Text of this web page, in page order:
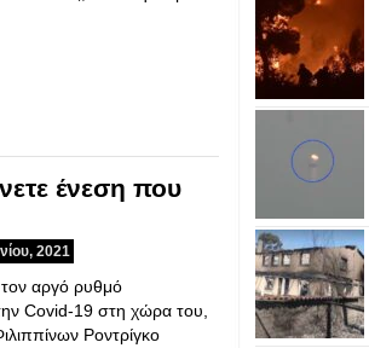
ένεση που
2021
τον αργό ρυθμό
Covid-19 στη χώρα του,
Ροντρίγκο